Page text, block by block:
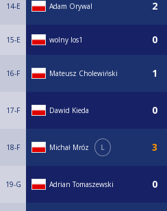
14-E Adam Orywal
15-E wolny los1
16-F Mateusz Cholewiński
17-F Dawid Kieda
18-F Michał Mróz L
19-G Adrian Tomaszewski